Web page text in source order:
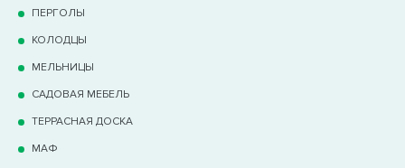
ПЕРГОЛЫ
КОЛОДЦЫ
МЕЛЬНИЦЫ
САДОВАЯ МЕБЕЛЬ
ТЕРРАCНАЯ ДОСКА
МАФ